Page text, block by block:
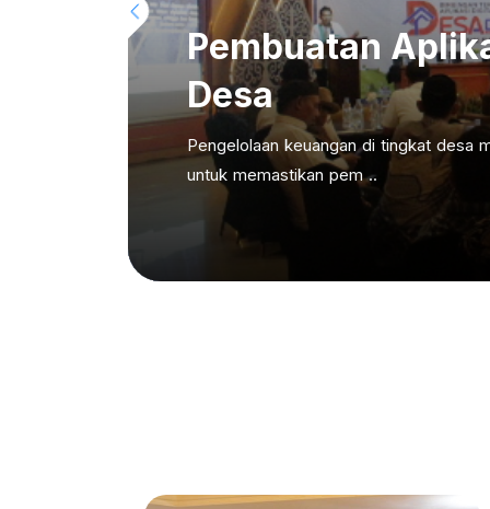
Pembuatan
Desa
Pengelolaan keuangan di tingkat desa
untuk memastikan pem ..